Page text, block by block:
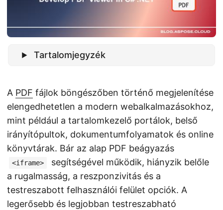
Tartalomjegyzék
A PDF fájlok böngészőben történő megjelenítése
elengedhetetlen a modern webalkalmazásokhoz,
mint például a tartalomkezelő portálok, belső
irányítópultok, dokumentumfolyamatok és online
könyvtárak. Bár az alap PDF beágyazás
<iframe>
segítségével működik, hiányzik belőle
a rugalmasság, a reszponzivitás és a
testreszabott felhasználói felület opciók. A
legerősebb és legjobban testreszabható